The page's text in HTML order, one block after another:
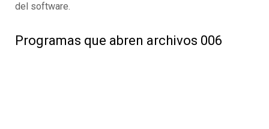
del software.
Programas que abren archivos 006